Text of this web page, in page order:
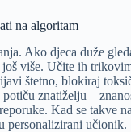
na algoritam
Ako djeca duže
više. Učite ih
štetno, blokiraj
znatiželju –
Kad se takve
personalizirani učionik.